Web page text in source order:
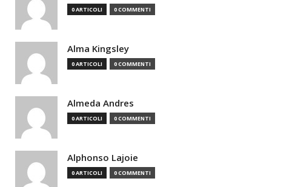
0 ARTICOLI 0 COMMENTI
Alma Kingsley
0 ARTICOLI 0 COMMENTI
Almeda Andres
0 ARTICOLI 0 COMMENTI
Alphonso Lajoie
0 ARTICOLI 0 COMMENTI